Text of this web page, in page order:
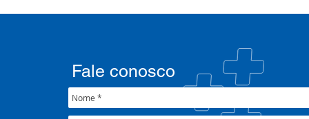
SETEC, realiza Assembleia e
COSEMS/
junto ao
Nacional
Fale conosco